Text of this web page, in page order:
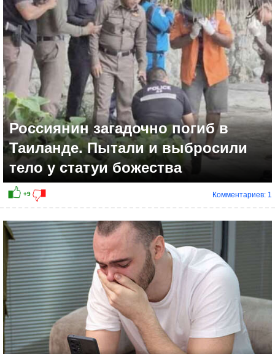
+13
Россиянин загадочно погиб в
Таиланде. Пытали и выбросили
тело у статуи божества
Комментариев: 1